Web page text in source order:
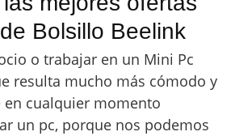
Bolsillo Beelink
o trabajar en un Mini Pc
resulta mucho más cómodo y
en cualquier momento
un pc, porque nos podemos